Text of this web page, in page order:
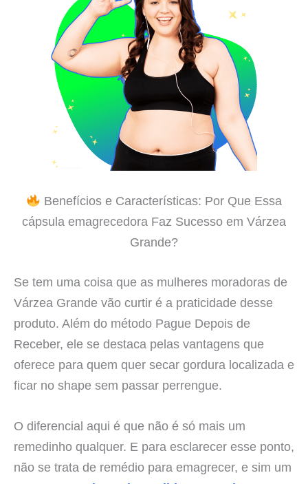
Benefícios e Características: Por Que Essa
cápsula emagrecedora Faz Sucesso em Várzea
Grande?
Se tem uma coisa que as mulheres moradoras de
Várzea Grande vão curtir é a praticidade desse
produto. Além do método Pague Depois de
Receber, ele se destaca pelas vantagens que
oferece para quem quer secar gordura localizada e
ficar no shape sem passar perrengue.
O diferencial aqui é que não é só mais um
remedinho qualquer. E para esclarecer esse ponto,
não se trata de remédio para emagrecer, e sim um